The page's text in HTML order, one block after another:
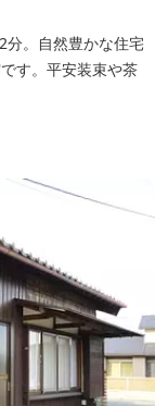
分。自然豊かな住宅
す。平安装束や茶